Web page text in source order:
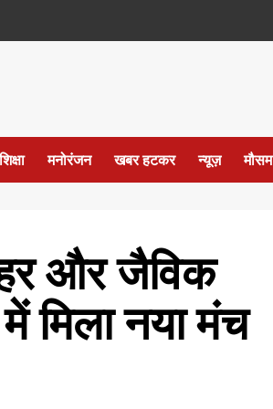
शिक्षा मनोरंजन खबर हटकर न्यूज़ मौसम
और जैविक
में मिला नया मंच